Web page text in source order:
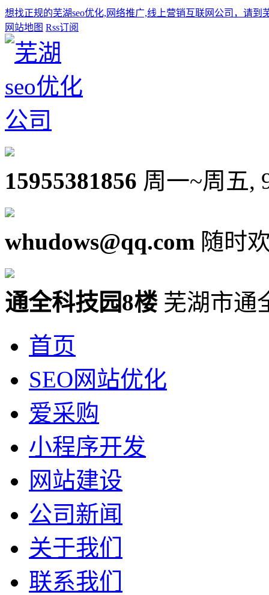
想找正规的芜湖seo优化,网络推广,线上营销互联网公司，请到
网站地图 Rss订阅
15955381856 周一~周五,
whudows@qq.com 随时
通全科技园8楼 芜湖市通
首页
SEO网站优化
爱采购
小程序开发
网站建设
公司新闻
关于我们
联系我们